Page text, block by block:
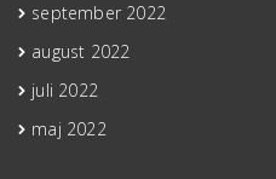
september 2022
august 2022
juli 2022
maj 2022